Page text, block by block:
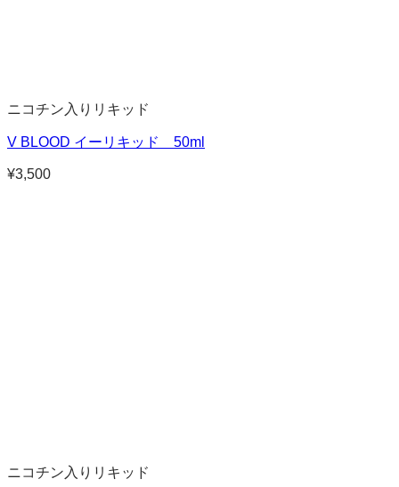
ニコチン入りリキッド
V BLOOD イーリキッド 50ml
¥3,500
ニコチン入りリキッド